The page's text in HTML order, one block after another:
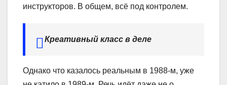
инструкторов. В общем, всё под контролем.
Креативный класс в деле
Однако что казалось реальным в 1988-м, уже